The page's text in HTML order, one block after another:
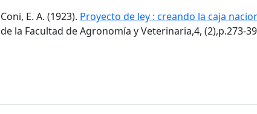
Coni, E. A. (1923). Proyecto de ley : creando la caja
de la Facultad de Agronomía y Veterinaria,4, (2),p.273-